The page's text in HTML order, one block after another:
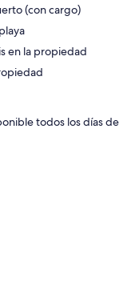
(con cargo)
en la propiedad
todos los días de